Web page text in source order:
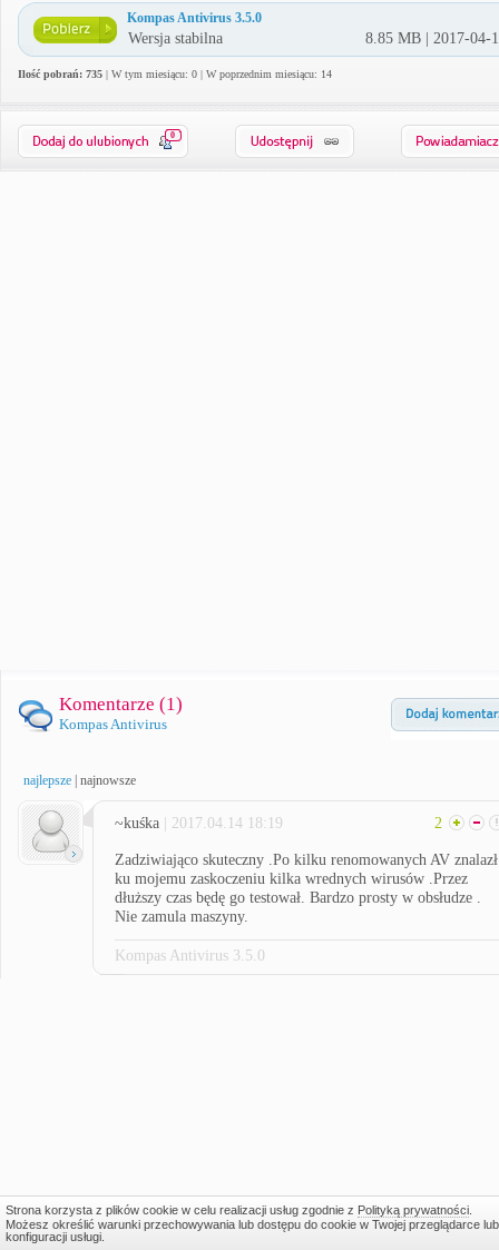
Kompas Antivirus 3.5.0
Wersja stabilna 8.85 MB | 2017-04-
Ilość pobrań: 735 | W tym miesiącu: 0 | W poprzednim miesiącu: 14
0
Komentarze (1)
Kompas Antivirus
najlepsze najnowsze
~kuśka | 2017.04.14 18:19 2
Zadziwiająco skuteczny .Po kilku renomowanych AV znalazł
ku mojemu zaskoczeniu kilka wrednych wirusów .Przez
dłuższy czas będę go testował. Bardzo prosty w obsłudze .
Nie zamula maszyny.
Kompas Antivirus 3.5.0
Strona korzysta z plików cookie w celu realizacji usług zgodnie z Polityką prywatności.
Możesz określić warunki przechowywania lub dostępu do cookie w Twojej przeglądarce lub
konfiguracji usługi.